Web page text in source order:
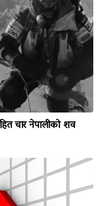
चार नेपालीको शव